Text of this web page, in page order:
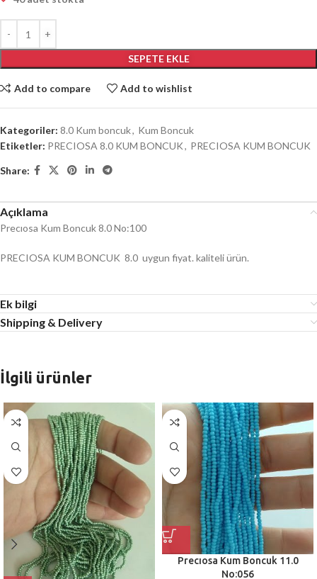
SEPETE EKLE
Add to compare Add to wishlist
Kategoriler: 8.0 Kum boncuk, Kum Boncuk
Etiketler: PRECIOSA 8.0 KUM BONCUK, PRECIOSA KUM BONCUK
Share:
Açıklama
Precıosa Kum Boncuk 8.0 No:100
PRECIOSA KUM BONCUK 8.0 uygun fiyat. kaliteli ürün.
Ek bilgi
Shipping & Delivery
İlgili ürünler
Precıosa Kum Boncuk 11.0
No:056